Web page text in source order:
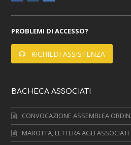
PROBLEMI DI ACCESSO?
RICHIEDI ASSISTENZA
BACHECA ASSOCIATI
CONVOCAZIONE ASSEMBLEA
MAROTTA, LETTERA AGLI ASSOCIATI